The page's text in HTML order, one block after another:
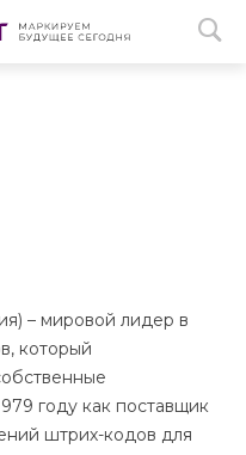
– мировой лидер в
который
году как поставщик
штрих-кодов для